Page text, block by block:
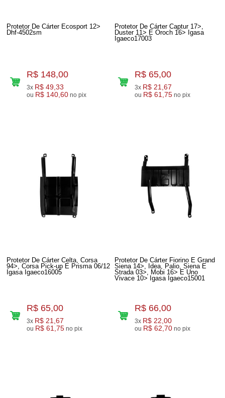
Protetor De Cárter Ecosport 12>
Dhf-4502sm
R$ 148,00
3x R$ 49,33
ou R$ 140,60 no pix
Protetor De Cárter Captur 17>,
Duster 11> E Oroch 16> Igasa
Igaeco17003
R$ 65,00
3x R$ 21,67
ou R$ 61,75 no pix
Protetor De Cárter Celta, Corsa
94>, Corsa Pick-up E Prisma 06/12
Igasa Igaeco16005
R$ 65,00
3x R$ 21,67
ou R$ 61,75 no pix
Protetor De Cárter Fiorino E Grand
Siena 14>, Idea, Palio, Siena E
Strada 03>, Mobi 16> E Uno
Vivace 10> Igasa Igaeco15001
R$ 66,00
3x R$ 22,00
ou R$ 62,70 no pix